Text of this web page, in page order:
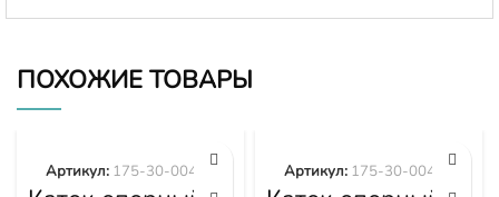
ПОХОЖИЕ ТОВАРЫ
Артикул: 175-30-00495 Артикул: 175-30-00492